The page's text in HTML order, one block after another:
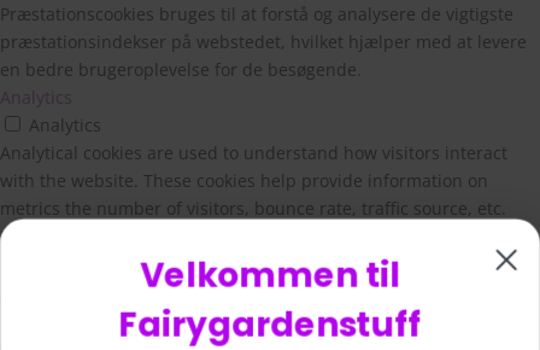
Præstationscookies bruges til at forstå og analysere de vigtigste
præstationsindekser på webstedet, hvilket hjælper med at levere
en bedre brugeroplevelse for de besøgende.
Analytics
Analytics
Analytical cookies are used to understand how visitors interact
with the website. These cookies help provide information on
metrics the number of visitors, bounce rate, traffic source, etc.
Reklame
Annoncecookies bruges til at give besøgende relevante annoncer
og marketingkampagner. Disse cookies sporer besøgende på
Velkommen til
Fairygardenstuff
Spar 10%
På din første ordre